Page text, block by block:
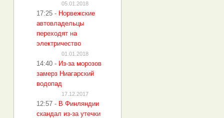
05.01.2018
17:25 - Норвежские
автовладельцы
переходят на
электричество
01.01.2018
14:40 - Из-за морозов
замерз Ниагарский
водопад
17.12.2017
12:57 - В Финляндии
скандал из-за утечки